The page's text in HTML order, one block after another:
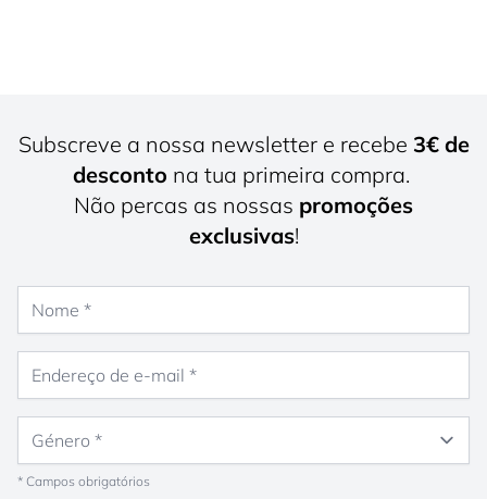
Subscreve a nossa newsletter e recebe 3€ de
desconto na tua primeira compra.
Não percas as nossas promoções
exclusivas!
* Campos obrigatórios